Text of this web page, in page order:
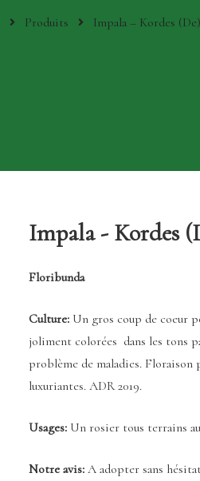
Produits Impala – Kordes
Impala - Kordes
Floribunda
Culture: Un gros coup de coeur
joliment colorées dans les tons
problème de maladies.
luxuriantes. ADR 2019.
Usages:Un rosier tous terrains
Notre avis:A adopter sans